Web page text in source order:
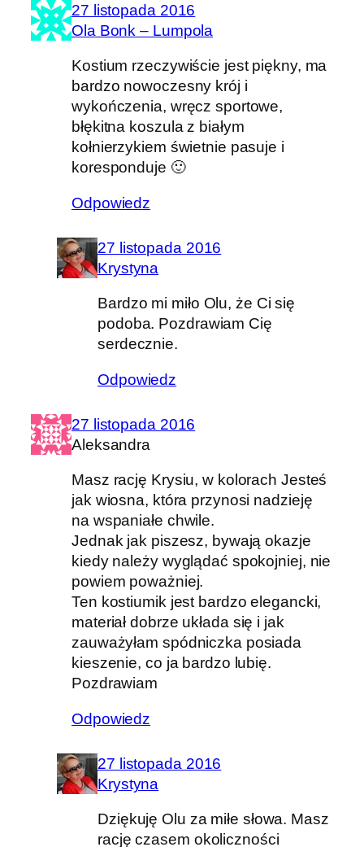
27 listopada 2016
Ola Bonk – Lumpola
Kostium rzeczywiście jest piękny, ma
bardzo nowoczesny krój i
wykończenia, wręcz sportowe,
błękitna koszula z białym
kołnierzykiem świetnie pasuje i
koresponduje 🙂
Odpowiedz
27 listopada 2016
Krystyna
Bardzo mi miło Olu, że Ci się
podoba. Pozdrawiam Cię
serdecznie.
Odpowiedz
27 listopada 2016
Aleksandra
Masz rację Krysiu, w kolorach Jesteś
jak wiosna, która przynosi nadzieję
na wspaniałe chwile.
Jednak jak piszesz, bywają okazje
kiedy należy wyglądać spokojniej, nie
powiem poważniej.
Ten kostiumik jest bardzo elegancki,
materiał dobrze układa się i jak
zauważyłam spódniczka posiada
kieszenie, co ja bardzo lubię.
Pozdrawiam
Odpowiedz
27 listopada 2016
Krystyna
Dziękuję Olu za miłe słowa. Masz
rację czasem okoliczności